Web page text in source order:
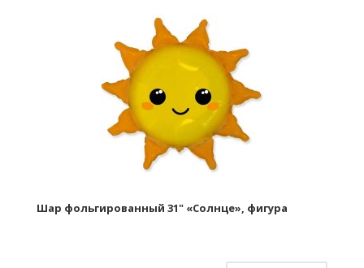
Шар фольгированный 31" «Солнце», фигура